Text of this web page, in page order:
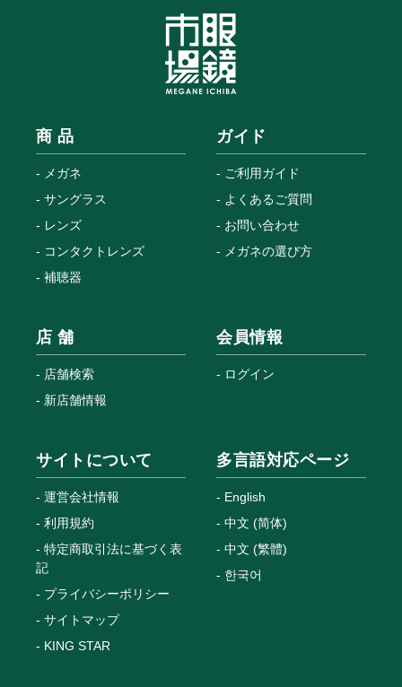
商 品
メガネ
サングラス
レンズ
コンタクトレンズ
補聴器
ガイド
ご利用ガイド
よくあるご質問
お問い合わせ
メガネの選び方
店 舗
店舗検索
新店舗情報
会員情報
ログイン
サイトについて
運営会社情報
利用規約
特定商取引法に基づく表
記
プライバシーポリシー
サイトマップ
KING STAR
多言語対応ページ
English
中文 (简体)
中文 (繁體)
한국어